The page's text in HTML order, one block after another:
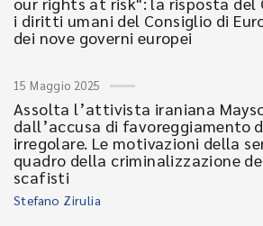
i diritti umani del Consiglio di
dei nove governi europei
15 Maggio 2025
Assolta l’attivista iraniana
dall’accusa di favoreggiamento
irregolare. Le motivazioni della
quadro della criminalizzazione
scafisti
Stefano Zirulia